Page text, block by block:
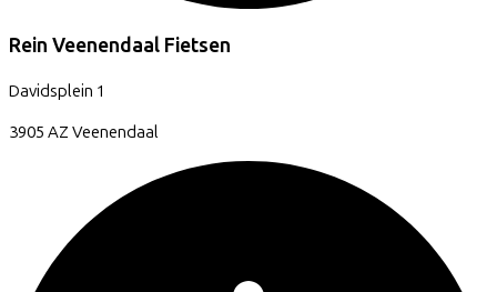
Rein Veenendaal Fietsen
Davidsplein 1
3905 AZ Veenendaal